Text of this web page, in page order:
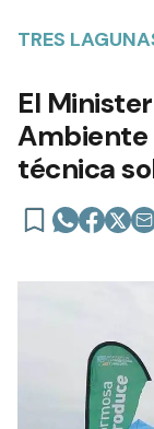
TRES
El
Ambiente
técnica